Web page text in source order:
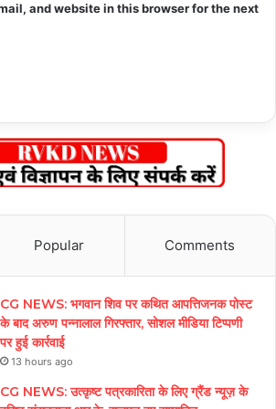
and website in this browser for the next
Popular Comments
CG NEWS: भगवान शिव पर कथित आपत्तिजनक पोस्ट
के बाद अरुण पन्नालाल गिरफ्तार, सोशल मीडिया टिप्पणी
पर हुई कार्रवाई
13 hours ago
CG NEWS: उत्कृष्ट पत्रकारिता के लिए ग्रैंड न्यूज़ के